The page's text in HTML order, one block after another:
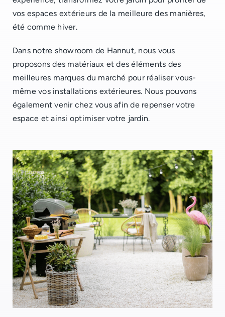
vos espaces extérieurs de la meilleure des manières,
été comme hiver.
Dans notre showroom de Hannut, nous vous
proposons des matériaux et des éléments des
meilleures marques du marché pour réaliser vous-
même vos installations extérieures. Nous pouvons
également venir chez vous afin de repenser votre
espace et ainsi optimiser votre jardin.